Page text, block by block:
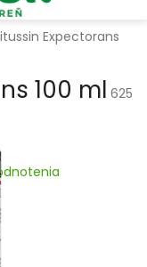
Expectorans
100 ml 625